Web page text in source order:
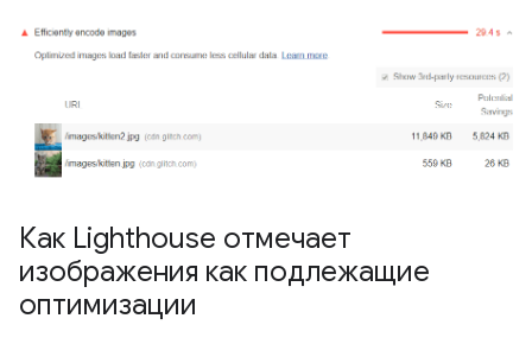
Как Lighthouse отмечает
изображения как подлежащие
оптимизации